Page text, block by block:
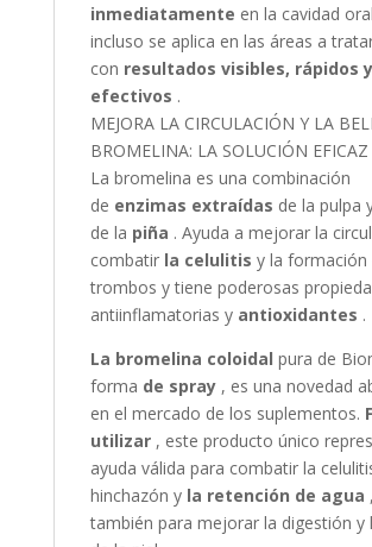
inmediatamente en la cavidad
incluso se aplica en las áreas a
con resultados visibles, rápidos y
efectivos .
MEJORA LA CIRCULACIÓN Y LA
BROMELINA: LA SOLUCIÓN EFICAZ
La bromelina es una combinación
de enzimas extraídas de la pulpa
de la piña . Ayuda a mejorar la
combatir la celulitis y la formación
trombos y tiene poderosas
antiinflamatorias y antioxidantes .
La bromelina coloidal pura de
forma de spray, es una novedad
en el mercado de los suplementos.
utilizar, este producto único
ayuda válida para combatir la
hinchazón y la retención de agua
también para mejorar la digestión y